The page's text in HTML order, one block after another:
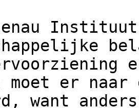
moet er naar
want